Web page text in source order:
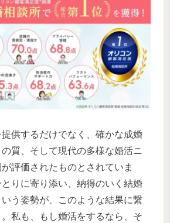
供するだけでなく、確かな成婚
質、そして現代の多様な婚活ニ
評価されたものとされていま
りに寄り添い、納得のいく結婚
う姿勢が、このような結果に繋
私も、もし婚活をするなら、そ